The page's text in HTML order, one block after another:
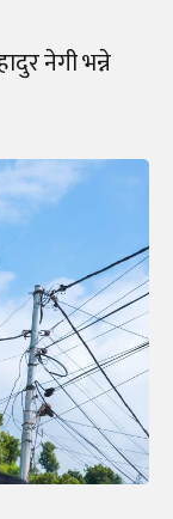
नेगी भन्ने